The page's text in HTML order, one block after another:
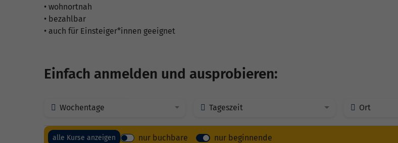
• wohnortnah
• bezahlbar
• auch für Einsteiger*innen geeignet
Einfach anmelden und ausprobieren:
Wochentage Tageszeit Ort
alle Kurse anzeigen nur buchbare nur beginnende